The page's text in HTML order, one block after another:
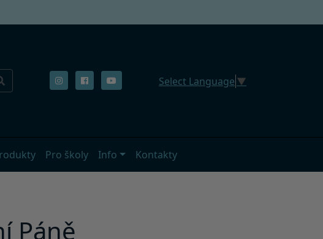
Select Language ▼
Pro školy Info Kontakty
Páně